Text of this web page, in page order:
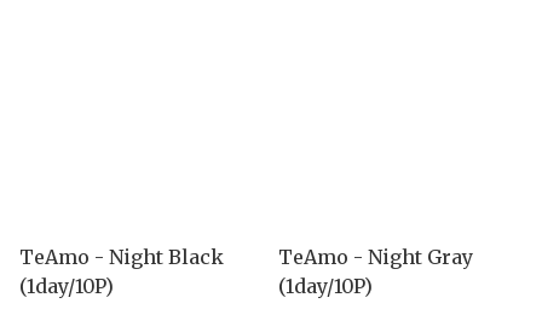
TeAmo - Night Black
(1day/10P)
TeAmo - Night Gray
(1day/10P)